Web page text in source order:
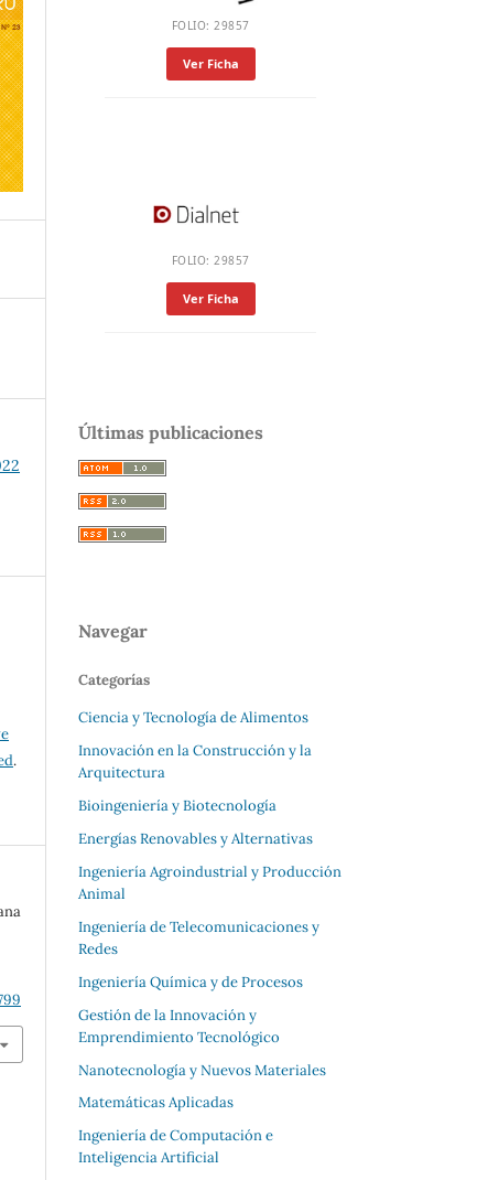
.
FOLIO: 29857
Ver Ficha
FOLIO: 29857
Ver Ficha
Últimas publicaciones
Navegar
Categorías
Ciencia y Tecnología de Alimentos
Innovación en la Construcción y la
Arquitectura
Bioingeniería y Biotecnología
Energías Renovables y Alternativas
Ingeniería Agroindustrial y Producción
Animal
Ingeniería de Telecomunicaciones y
Redes
Ingeniería Química y de Procesos
Gestión de la Innovación y
Emprendimiento Tecnológico
Nanotecnología y Nuevos Materiales
Matemáticas Aplicadas
Ingeniería de Computación e
Inteligencia Artificial